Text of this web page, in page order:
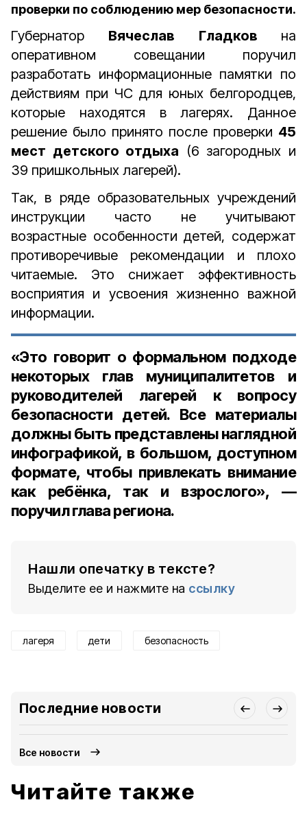
проверки по соблюдению мер безопасности.
Губернатор Вячеслав Гладков на
оперативном совещании поручил
разработать информационные памятки по
действиям при ЧС для юных белгородцев,
которые находятся в лагерях. Данное
решение было принято после проверки 45
мест детского отдыха (6 загородных и
39 пришкольных лагерей).
Так, в ряде образовательных учреждений
инструкции часто не учитывают
возрастные особенности детей, содержат
противоречивые рекомендации и плохо
читаемые. Это снижает эффективность
восприятия и усвоения жизненно важной
информации.
«Это говорит о формальном подходе
некоторых глав муниципалитетов и
руководителей лагерей к вопросу
безопасности детей. Все материалы
должны быть представлены наглядной
инфографикой, в большом, доступном
формате, чтобы привлекать внимание
как ребёнка, так и взрослого», —
поручил глава региона.
Нашли опечатку в тексте?
Выделите ее и нажмите на ссылку
лагеря дети безопасность
Последние новости
Все новости
Читайте также